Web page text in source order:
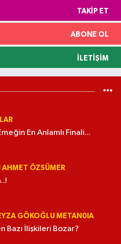
TAKIP ET
ABONE OL
İLETIŞIM
En Anlamlı Finali...
AHMET ÖZSÜMER
GÖKOĞLU METAN0IA
Bazı İlişkileri Bozar?